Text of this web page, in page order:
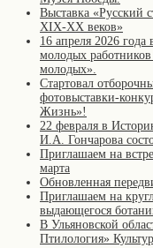
Выставка «Русский
XIX-XX веков»
16 апреля 2026
молодых
молодых».
Стартовал
фотовыставки-
Жизнь»!
22 февраля в
И.А. Гончарова
Приглашаем на
марта
Обновленная
Приглашаем на
выдающегося
В Ульяновской
Птилология»